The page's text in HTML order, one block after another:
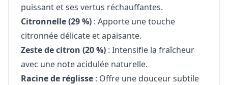
puissant et ses vertus réchauffantes.
Citronnelle (29 %) : Apporte une touche
citronnée délicate et apaisante.
Zeste de citron (20 %) : Intensifie la fraîcheur
avec une note acidulée naturelle.
Racine de réglisse : Offre une douceur subtile